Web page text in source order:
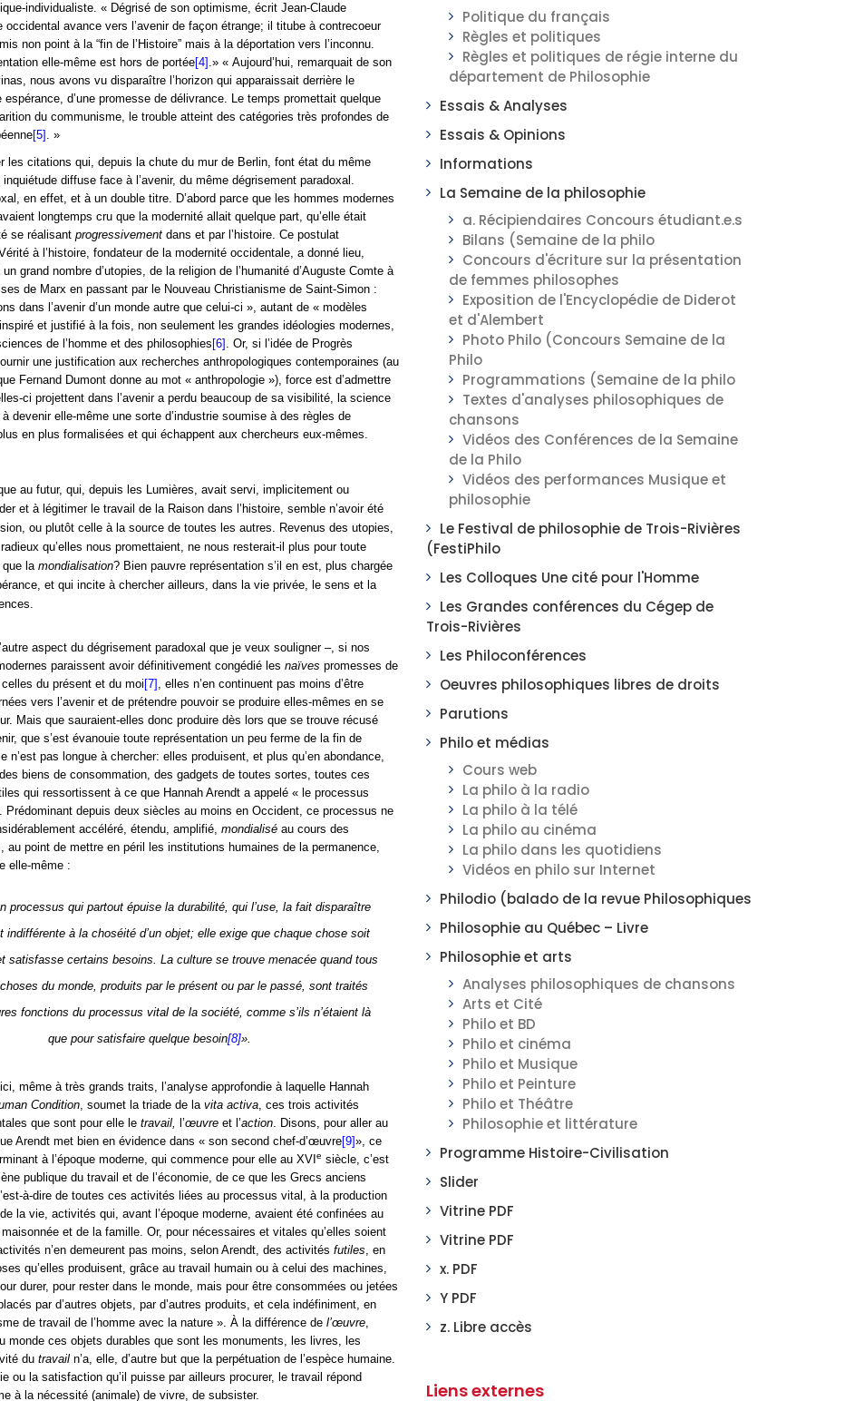
individualiste. « Dégrisé de son optimisme, écrit Jean-Claude
occidental avance vers l’avenir de façon étrange; il titube à contrecoeur
non point à la “fin de l’Histoire” mais à la déportation vers l’inconnu.
elle-même est hors de portée[4] .» « Aujourd’hui, remarquait de son
nous avons vu disparaître l’horizon qui apparaissait derrière le
espérance, d’une promesse de délivrance. Le temps promettait quelque
du communisme, le trouble atteint des catégories très profondes de
[5] . »
les citations qui, depuis la chute du mur de Berlin, font état du même
diffuse face à l’avenir, du même dégrisement paradoxal.
en effet, et à un double titre. D’abord parce que les hommes modernes
longtemps cru que la modernité allait quelque part, qu’elle était
se réalisant progressivement dans et par l’histoire. Ce postulat
à l’histoire, fondateur de la modernité occidentale, a donné lieu,
grand nombre d’utopies, de la religion de l’humanité d’Auguste Comte à
de Marx en passant par le Nouveau Christianisme de Saint-Simon :
dans l’avenir d’un monde autre que celui-ci », autant de « modèles
et justifié à la fois, non seulement les grandes idéologies modernes,
de l’homme et des philosophies [6] . Or, si l’idée de Progrès
une justification aux recherches anthropologiques contemporaines (au
Fernand Dumont donne au mot « anthropologie »), force est d’admettre
ci projettent dans l’avenir a perdu beaucoup de sa visibilité, la science
à devenir elle-même une sorte d’industrie soumise à des règles de
en plus formalisées et qui échappent aux chercheurs eux-mêmes.
au futur, qui, depuis les Lumières, avait servi, implicitement ou
et à légitimer le travail de la Raison dans l’histoire, semble n’avoir été
ou plutôt celle à la source de toutes les autres. Revenus des utopies,
qu’elles nous promettaient, ne nous resterait-il plus pour toute
que lamondialisation? Bien pauvre représentation s’il en est, plus chargée
et qui incite à chercher ailleurs, dans la vie privée, le sens et la
aspect du dégrisement paradoxal que je veux souligner –, si nos
paraissent avoir définitivement congédié les naïves promesses de
celles du présent et du moi [7] , elles n’en continuent pas moins d’être
vers l’avenir et de prétendre pouvoir se produire elles-mêmes en se
Mais que sauraient-elles donc produire dès lors que se trouve récusé
que s’est évanouie toute représentation un peu ferme de la fin de
n’est pas longue à chercher: elles produisent, et plus qu’en abondance,
biens de consommation, des gadgets de toutes sortes, toutes ces
qui ressortissent à ce que Hannah Arendt a appelé « le processus
Prédominant depuis deux siècles au moins en Occident, ce processus ne
accéléré, étendu, amplifié, mondialisé au cours des
au point de mettre en péril les institutions humaines de la permanence,
elle-même :
processus qui partout épuise la durabilité, qui l’use, la fait disparaître
à la choséité d’un objet; elle exige que chaque chose soit
satisfasse certains besoins. La culture se trouve menacée quand tous
du monde, produits par le présent ou par le passé, sont traités
fonctions du processus vital de la société, comme s’ils n’étaient là
que pour satisfaire quelque besoin[8]».
même à très grands traits, l’analyse approfondie à laquelle Hannah
Condition, soumet la triade de la vita activa, ces trois activités
que sont pour elle le travail, l’œuvre et l’action. Disons, pour aller au
Arendt met bien en évidence dans « son second chef-d’œuvre[9]», ce
à l’époque moderne, qui commence pour elle au XVI e siècle, c’est
publique du travail et de l’économie, de ce que les Grecs anciens
à-dire de toutes ces activités liées au processus vital, à la production
la vie, activités qui, avant l’époque moderne, avaient été confinées au
et de la famille. Or, pour nécessaires et vitales qu’elles soient
n’en demeurent pas moins, selon Arendt, des activités futiles, en
qu’elles produisent, grâce au travail humain ou à celui des machines,
durer, pour rester dans le monde, mais pour être consommées ou jetées
par d’autres objets, par d’autres produits, et cela indéfiniment, en
de travail de l’homme avec la nature ». À la différence de l’œuvre,
monde ces objets durables que sont les monuments, les livres, les
du travail n’a, elle, d’autre but que la perpétuation de l’espèce humaine.
ou la satisfaction qu’il puisse par ailleurs procurer, le travail répond
à la nécessité (animale) de vivre, de subsister.
Politique du français
Règles et politiques
Règles et politiques de régie interne du
département de Philosophie
Essais & Analyses
Essais & Opinions
Informations
La Semaine de la philosophie
a. Récipiendaires Concours étudiant.e.s
Bilans (Semaine de la philo
Concours d'écriture sur la présentation
de femmes philosophes
Exposition de l'Encyclopédie de Diderot
et d'Alembert
Photo Philo (Concours Semaine de la
Philo
Programmations (Semaine de la philo
Textes d'analyses philosophiques de
chansons
Vidéos des Conférences de la Semaine
de la Philo
Vidéos des performances Musique et
philosophie
Le Festival de philosophie de Trois-Rivières
(FestiPhilo
Les Colloques Une cité pour l'Homme
Les Grandes conférences du Cégep de
Trois-Rivières
Les Philoconférences
Oeuvres philosophiques libres de droits
Parutions
Philo et médias
Cours web
La philo à la radio
La philo à la télé
La philo au cinéma
La philo dans les quotidiens
Vidéos en philo sur Internet
Philodio (balado de la revue Philosophiques
Philosophie au Québec – Livre
Philosophie et arts
Analyses philosophiques de chansons
Arts et Cité
Philo et BD
Philo et cinéma
Philo et Musique
Philo et Peinture
Philo et Théâtre
Philosophie et littérature
Programme Histoire-Civilisation
Slider
Vitrine PDF
Vitrine PDF
x. PDF
Y PDF
z. Libre accès
Liens externes